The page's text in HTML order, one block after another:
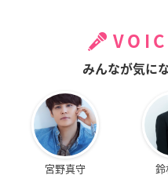
みんなが気に
宮野真守